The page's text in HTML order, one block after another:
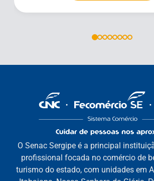
O Senac Sergipe é a principal
profissional focada no comércio de
turismo do estado, com unidades em